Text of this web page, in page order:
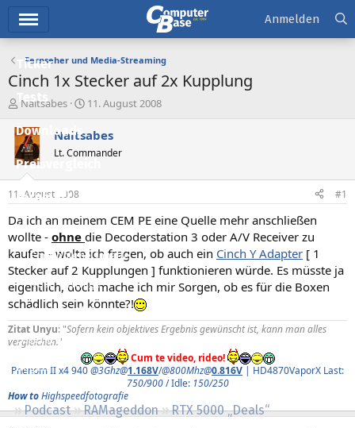
Ticker
Tests
Downloads
Preisvergleich
Forum
Aktuelles
Empfohlene Inhalte
Neue Beiträge
Neueste Aktivitäten
Leserartikel
Regeln
Podcast RAMageddon
RTX 5000 „Deals“
Anmelden
Fernseher und Media-Streaming
Cinch 1x Stecker auf 2x Kupplung
E
s
t
e
e
r
Naitsabes
E
s
e
t
a
m
11. August 2008
Naitsabes
Lt. Commander
11. August 2008 #1
Da ich an meinem CEM PE eine Quelle mehr anschließen
wollte - ohne die Decoderstation 3 oder A/V Receiver zu
kaufen - wolte ich fragen, ob auch ein Cinch Y Adapter [ 1
Stecker auf 2 Kupplungen ] funktionieren würde. Es müsste ja
eigentlich, doch mache ich mir Sorgen, ob es für die Boxen
schädlich sein könnte?!
Zitat Unyu: "Sofern kein objektives Ergebnis gewünscht ist, kann man alles
vergleichen. "
Cum te video, rideo!
Phenom II x4 940@3Ghz@1.168V/@800Mhz@0.816V | HD4870VaporX Last:
750/900/ Idle: 150/250
How toHighspeedfotografie